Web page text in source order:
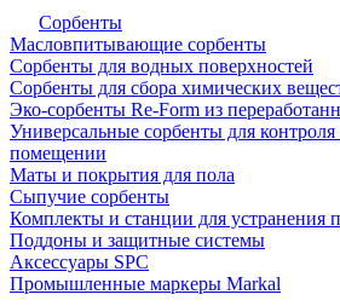
Сорбенты
Масловпитывающие сорбенты
Сорбенты для водных поверхностей
Сорбенты для сбора химических
Эко-сорбенты Re-Form из
Универсальные сорбенты для
помещении
Маты и покрытия для пола
Сыпучие сорбенты
Комплекты и станции для устранения
Поддоны и защитные системы
Аксессуары SPC
Промышленные маркеры Markal